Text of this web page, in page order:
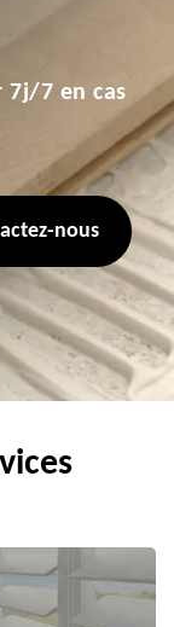
7j/7 en cas
nous